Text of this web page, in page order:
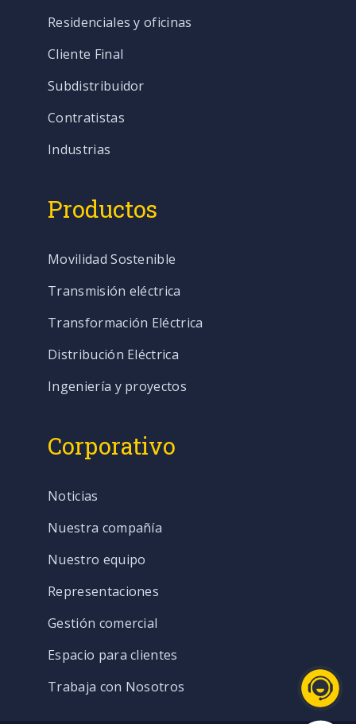
Residenciales y oficinas
Cliente Final
Subdistribuidor
Contratistas
Industrias
Productos
Movilidad Sostenible
Transmisión eléctrica
Transformación Eléctrica
Distribución Eléctrica
Ingeniería y proyectos
Corporativo
Noticias
Nuestra compañía
Nuestro equipo
Representaciones
Gestión comercial
Espacio para clientes
Trabaja con Nosotros